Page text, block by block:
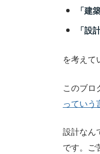
「建
「設
を考えて
このブ
っていう
設計なん
です。ご